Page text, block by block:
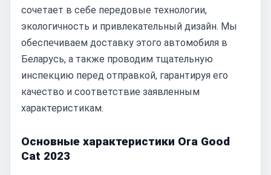
сочетает в себе передовые технологии,
экологичность и привлекательный дизайн. Мы
обеспечиваем доставку этого автомобиля в
Беларусь, а также проводим тщательную
инспекцию перед отправкой, гарантируя его
качество и соответствие заявленным
характеристикам.
Основные характеристики Ora Good
Cat 2023